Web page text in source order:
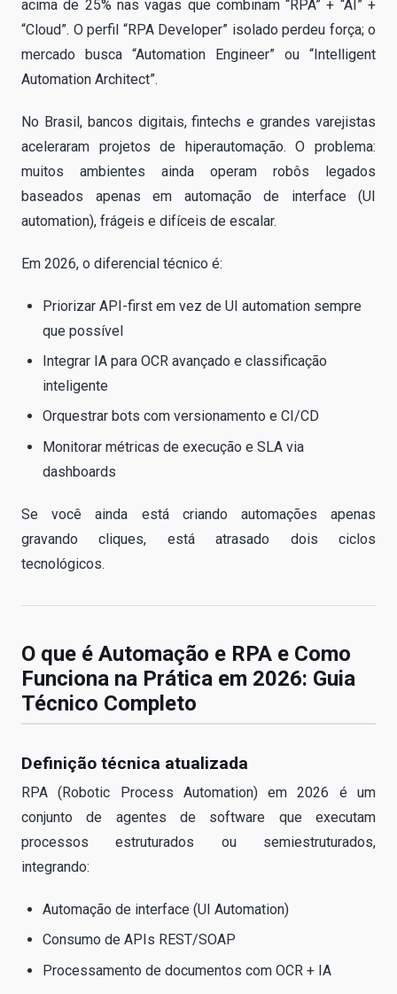
acima de 25% nas vagas que combinam “RPA” + “AI” +
“Cloud”. O perfil “RPA Developer” isolado perdeu força; o
mercado busca “Automation Engineer” ou “Intelligent
Automation Architect”.
No Brasil, bancos digitais, fintechs e grandes varejistas
aceleraram projetos de hiperautomação. O problema:
muitos ambientes ainda operam robôs legados
baseados apenas em automação de interface (UI
automation), frágeis e difíceis de escalar.
Em 2026, o diferencial técnico é:
Priorizar API-first em vez de UI automation sempre
que possível
Integrar IA para OCR avançado e classificação
inteligente
Orquestrar bots com versionamento e CI/CD
Monitorar métricas de execução e SLA via
dashboards
Se você ainda está criando automações apenas
gravando cliques, está atrasado dois ciclos
tecnológicos.
O que é Automação e RPA e Como
Funciona na Prática em 2026: Guia
Técnico Completo
Definição técnica atualizada
RPA (Robotic Process Automation) em 2026 é um
conjunto de agentes de software que executam
processos estruturados ou semiestruturados,
integrando:
Automação de interface (UI Automation)
Consumo de APIs REST/SOAP
Processamento de documentos com OCR + IA